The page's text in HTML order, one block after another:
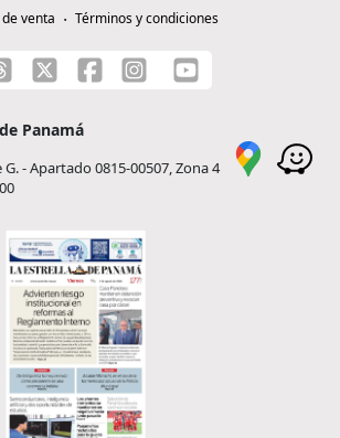
venta
Términos y condiciones
Panamá
- Apartado 0815-00507, Zona 4